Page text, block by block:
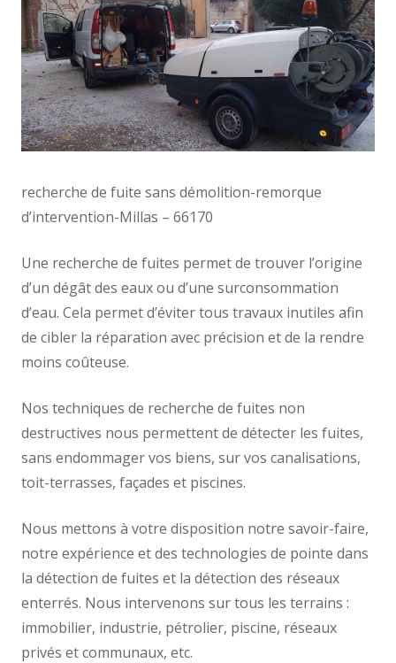
recherche de fuite sans démolition-remorque
d’intervention-Millas – 66170
Une recherche de fuites permet de trouver l’origine
d’un dégât des eaux ou d’une surconsommation
d’eau. Cela permet d’éviter tous travaux inutiles afin
de cibler la réparation avec précision et de la rendre
moins coûteuse.
Nos techniques de recherche de fuites non
destructives nous permettent de détecter les fuites,
sans endommager vos biens, sur vos canalisations,
toit-terrasses, façades et piscines.
Nous mettons à votre disposition notre savoir-faire,
notre expérience et des technologies de pointe dans
la détection de fuites et la détection des réseaux
enterrés. Nous intervenons sur tous les terrains :
immobilier, industrie, pétrolier, piscine, réseaux
privés et communaux, etc.